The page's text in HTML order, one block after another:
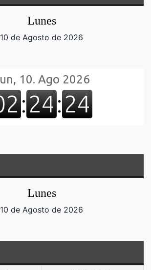
Lunes
10 de Agosto de 2026
Lunes
10 de Agosto de 2026